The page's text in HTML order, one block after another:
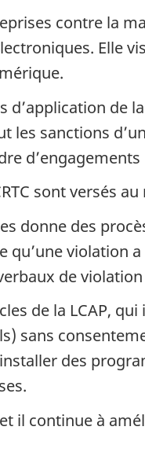
contre la
Elle
de
sanctions
d’engagements
sont versés
donne des
violation
de violation
de la LCAP,
sans
des
il continue à